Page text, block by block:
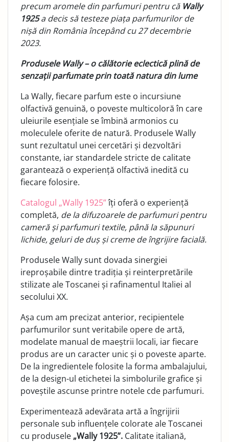
precum aromele din parfumuri pentru că Wally
1925a decis să testeze piața parfumurilor de
nișă din România începând cu 27 decembrie
2023.
Produsele Wally – o călătorie eclectică plină de
senzații parfumate prin toată natura din lume
La Wally, fiecare parfum este o incursiune
olfactivă genuină, o poveste multicoloră în care
uleiurile esențiale se îmbină armonios cu
moleculele oferite de natură. Produsele Wally
sunt rezultatul unei cercetări și dezvoltări
constante, iar standardele stricte de calitate
garantează o experiență olfactivă inedită cu
fiecare folosire.
Catalogul „Wally 1925”îți oferă o experiență
completă, de la difuzoarele de parfumuri pentru
cameră și parfumuri textile, până la săpunuri
lichide, geluri de duș și creme de îngrijire facială.
Produsele Wally sunt dovada sinergiei
ireproșabile dintre tradiția și reinterpretările
stilizate ale Toscanei și rafinamentul Italiei al
secolului XX.
Așa cum am precizat anterior, recipientele
parfumurilor sunt veritabile opere de artă,
modelate manual de maeștrii locali, iar fiecare
produs are un caracter unic și o poveste aparte.
De la ingredientele folosite la forma ambalajului,
de la design-ul etichetei la simbolurile grafice și
poveștile ascunse printre notele cde parfumuri.
Experimentează adevărata artă a îngrijirii
personale sub influențele colorate ale Toscanei
cu produsele „Wally 1925”. Calitate italiană,